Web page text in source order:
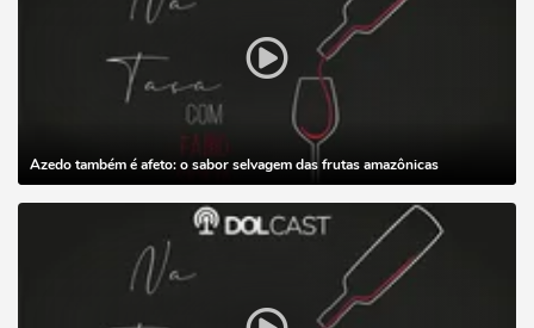
Azedo também é afeto: o sabor selvagem das frutas amazônicas